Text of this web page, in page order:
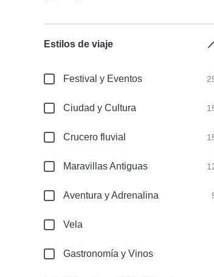
Estilos de viaje
Festival y Eventos
Ciudad y Cultura
Crucero fluvial
Maravillas Antiguas
Aventura y Adrenalina
Vela
Gastronomía y Vinos